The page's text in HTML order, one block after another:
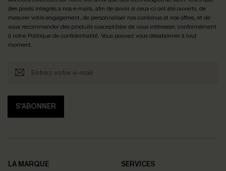
des pixels intégrés à nos e-mails, afin de savoir si ceux-ci ont été ouverts, de
mesurer votre engagement, de personnaliser nos contenus et nos offres, et de
vous recommander des produits susceptibles de vous intéresser, conformément
à notre Politique de confidentialité. Vous pouvez vous désabonner à tout
moment.
S'ABONNER
LA MARQUE
SERVICES